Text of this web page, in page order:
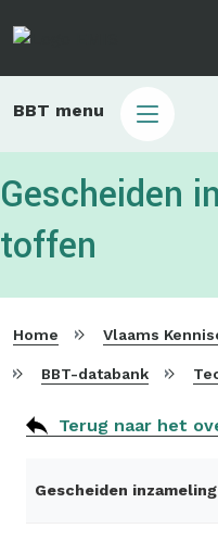
Main
BBT menu
Gescheiden
toffen
Home Vlaams Kenniscentrum voor Beste
BBT-databank
Terug naar het
Gescheiden